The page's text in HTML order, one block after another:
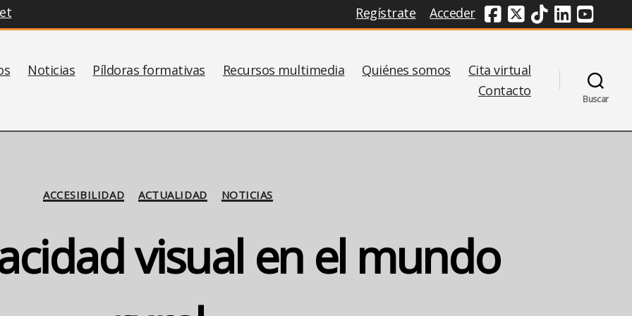
Regístrate Acceder Redes Sociales
Noticias Píldoras formativas Recursos multimedia Quiénes somos
Cita virtual
Contacto
Buscar
Categorías
ACCESIBILIDAD ACTUALIDAD NOTICIAS
visual en el mundo